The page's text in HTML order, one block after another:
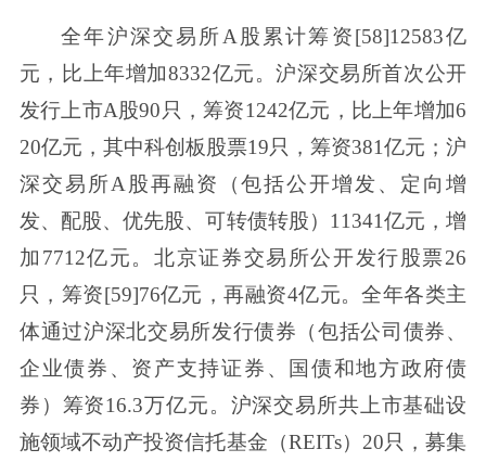
全年沪深交易所A股累计筹资[58]12583亿
元，比上年增加8332亿元。沪深交易所首次公开
发行上市A股90只，筹资1242亿元，比上年增加6
20亿元，其中科创板股票19只，筹资381亿元；沪
深交易所A股再融资（包括公开增发、定向增
发、配股、优先股、可转债转股）11341亿元，增
加7712亿元。北京证券交易所公开发行股票26
只，筹资[59]76亿元，再融资4亿元。全年各类主
体通过沪深北交易所发行债券（包括公司债券、
企业债券、资产支持证券、国债和地方政府债
券）筹资16.3万亿元。沪深交易所共上市基础设
施领域不动产投资信托基金（REITs）20只，募集